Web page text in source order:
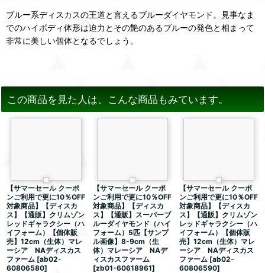
ブルー系ディスカスの王道と言えるブルーダイヤモンド。見事なま
でのハイボディ体形は迫力とその艶のあるブルーの発色と相まって
非常に美しい個体となるでしょう。
この商品を見た人は、こんな商品もみています。
【サマーセール クーポ
ンご利用で更に10％OFF
対象商品】【ディスカ
ス】【通販】クリムゾン
レッドギャラクシー（ハ
イフォーム）【個体販
売】12cm（生体）マレ
ーシア NAディスカス
ファーム [ab02-
60806580]
【サマーセール クーポ
ンご利用で更に10％OFF
対象商品】【ディスカ
ス】【通販】スーパーブ
ルーダイヤモンド（ハイ
フォーム）5匹【サンプ
ル画像】8-9cm（生
体）マレーシア NAデ
ィスカスファーム
[zb01-60618961]
【サマーセール クーポ
ンご利用で更に10％OFF
対象商品】【ディスカ
ス】【通販】クリムゾン
レッドギャラクシー（ハ
イフォーム）【個体販
売】12cm（生体）マレ
ーシア NAディスカス
ファーム [ab02-
60806590]